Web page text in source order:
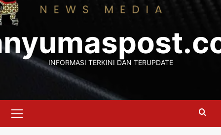
INFORMASI TERKINI DAN TERUPDATE
Menu